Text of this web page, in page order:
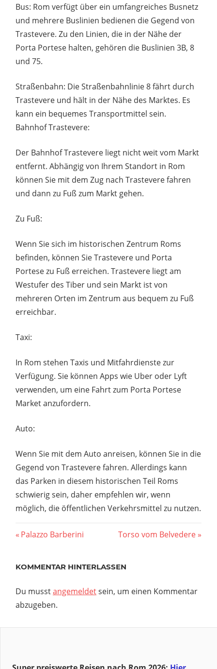
Bus: Rom verfügt über ein umfangreiches Busnetz
und mehrere Buslinien bedienen die Gegend von
Trastevere. Zu den Linien, die in der Nähe der
Porta Portese halten, gehören die Buslinien 3B, 8
und 75.
Straßenbahn: Die Straßenbahnlinie 8 fährt durch
Trastevere und hält in der Nähe des Marktes. Es
kann ein bequemes Transportmittel sein.
Bahnhof Trastevere:
Der Bahnhof Trastevere liegt nicht weit vom Markt
entfernt. Abhängig von Ihrem Standort in Rom
können Sie mit dem Zug nach Trastevere fahren
und dann zu Fuß zum Markt gehen.
Zu Fuß:
Wenn Sie sich im historischen Zentrum Roms
befinden, können Sie Trastevere und Porta
Portese zu Fuß erreichen. Trastevere liegt am
Westufer des Tiber und sein Markt ist von
mehreren Orten im Zentrum aus bequem zu Fuß
erreichbar.
Taxi:
In Rom stehen Taxis und Mitfahrdienste zur
Verfügung. Sie können Apps wie Uber oder Lyft
verwenden, um eine Fahrt zum Porta Portese
Market anzufordern.
Auto:
Wenn Sie mit dem Auto anreisen, können Sie in die
Gegend von Trastevere fahren. Allerdings kann
das Parken in diesem historischen Teil Roms
schwierig sein, daher empfehlen wir, wenn
möglich, die öffentlichen Verkehrsmittel zu nutzen.
Beitragsnavigation
Vorheriger
Palazzo Barberini
Nächster
Torso vom Belvedere
KOMMENTAR HINTERLASSEN
Du musstangemeldetsein, um einen Kommentar
abzugeben.